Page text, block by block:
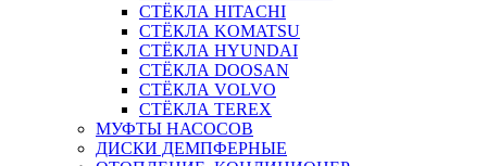
СТЁКЛА HITACHI
СТЁКЛА KOMATSU
СТЁКЛА HYUNDAI
СТЁКЛА DOOSAN
СТЁКЛА VOLVO
СТЁКЛА TEREX
МУФТЫ НАСОСОВ
ДИСКИ ДЕМПФЕРНЫЕ